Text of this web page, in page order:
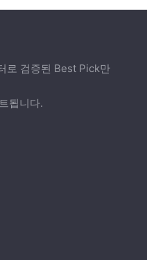
로 검증된 Best Pick만
됩니다.